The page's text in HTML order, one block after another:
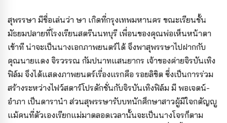
สุพรรษา มีชื่อเล่นว่า ษา เกิดที่กรุงเทพมหานคร ขณะเรียนชั้น
มัธยมปลายที่โรงเรียนสตรีนนทบุรี เพื่อนของคุณพ่อเห็นหน้าตา
เข้าที น่าจะเป็นนางเอกภาพยนตร์ได้ จึงพาสุพรรษาไปฝากกับ
คุณนายแดง จิรวรรณ กัมปนาทแสนยากร เจ้าของค่ายจิรบันเทิง
ฟิล์ม จึงได้แสดงภาพยนตร์เรื่องแรกคือ รอยลิขิต ซึ่งเป็นการร่วม
สร้างระหว่างไฟว์สตาร์โปรดักชั่นกับจิรบันเทิงฟิล์ม มี พอเจตน์-
อำภา เป็นดารานำ ส่วนสุพรรษารับบทนักศึกษาสาวผู้มีใจกตัญญู
แม้คนที่ตัวเองเรียกแม่มาตลอดเวลานั้นจะเป็นนางโจรก็ตาม